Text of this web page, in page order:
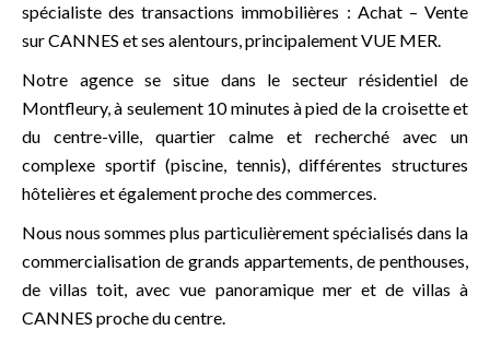
spécialiste des transactions immobilières : Achat – Vente
sur CANNES et ses alentours, principalement VUE MER.
Notre agence se situe dans le secteur résidentiel de
Montfleury, à seulement 10 minutes à pied de la croisette et
du centre-ville, quartier calme et recherché avec un
complexe sportif (piscine, tennis), différentes structures
hôtelières et également proche des commerces.
Nous nous sommes plus particulièrement spécialisés dans la
commercialisation de grands appartements, de penthouses,
de villas toit, avec vue panoramique mer et de villas à
CANNES proche du centre.